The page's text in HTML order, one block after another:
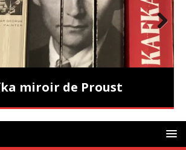
miroir de Proust
Nex